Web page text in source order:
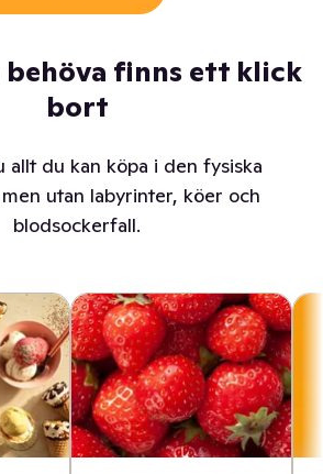
finns ett klick
bort
allt du kan köpa i den fysiska
utan labyrinter, köer och
blodsockerfall.